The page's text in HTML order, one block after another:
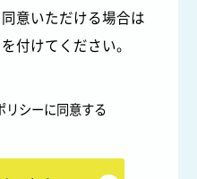
意いただける場合は
付けてください。
リシーに同意する